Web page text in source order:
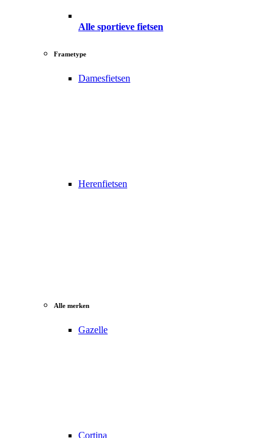
Alle sportieve fietsen
Frametype
Damesfietsen
Herenfietsen
Alle merken
Gazelle
Cortina